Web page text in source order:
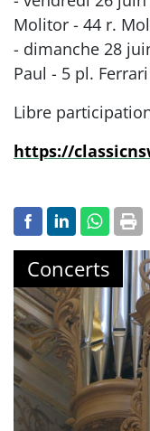
Molitor - 44 r.
- dimanche 28
Paul - 5 pl.
Libre
https://
Concerts